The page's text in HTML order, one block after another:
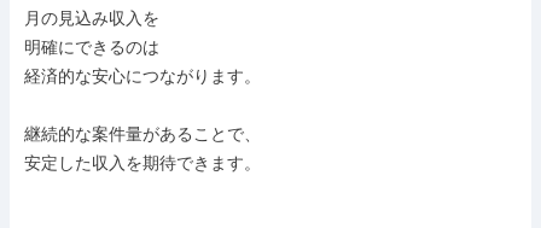
月の見込み収入を
明確にできるのは
経済的な安心につながります。
継続的な案件量があることで、
安定した収入を期待できます。